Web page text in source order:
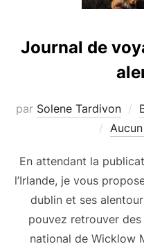
Journal de
par Solene Tardivon
En attendant la
l’Irlande, je vous
dublin et ses
pouvez retrouver
national de Wicklow